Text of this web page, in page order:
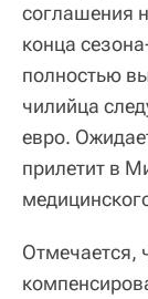
соглашения
конца
полностью
чилийца
евро.
прилетит в
Отмечается,